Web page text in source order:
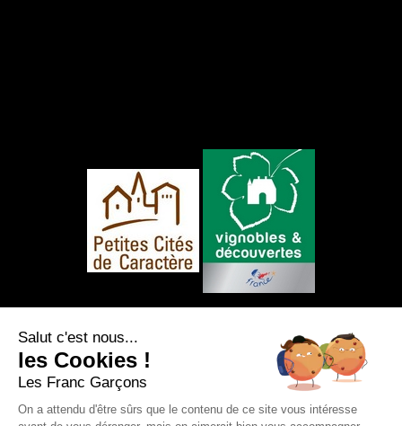
Salut c'est nous...
les Cookies !
Les Franc Garçons
On a attendu d'être sûrs que le contenu de ce site vous intéresse